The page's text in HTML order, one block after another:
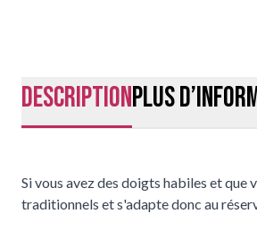
DescriptionPlus
Si vous avez des doigts habiles et que
traditionnels et s'adapte donc au